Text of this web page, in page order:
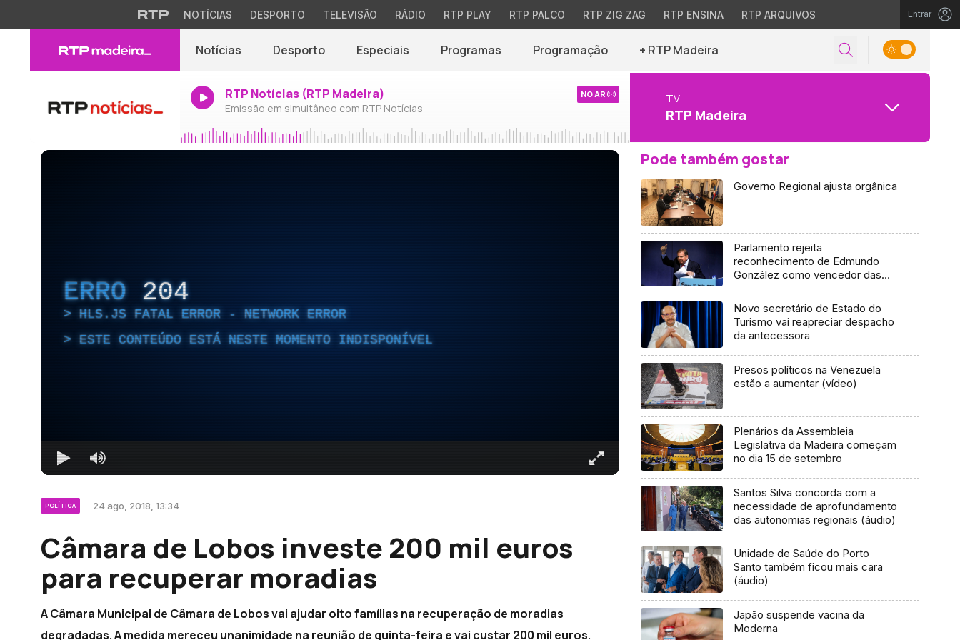
NOTÍCIAS DESPORTO TELEVISÃO RÁDIO RTP PLAY RTP PALCO RTP ZIG ZAG RTP ENSINA RTP ARQUIVOS Entrar
Notícias Desporto Especiais Programas Programação + RTP Madeira
RTP Notícias (RTP Madeira)
Emissão em simultâneo com RTP Notícias
NO AR TV
RTP Madeira
ERRO 204
HLS.JS FATAL ERROR - NETWORK ERROR
ESTE CONTEÚDO ESTÁ NESTE MOMENTO INDISPONÍVEL
POLÍTICA 24 ago, 2018, 13:34
Câmara de Lobos investe 200 mil euros
para recuperar moradias
A Câmara Municipal de Câmara de Lobos vai ajudar oito famílias na recuperação de moradias
degradadas. A medida mereceu unanimidade na reunião de quinta-feira e vai custar 200 mil euros.
Pode também gostar
Governo Regional ajusta orgânica
Parlamento rejeita
reconhecimento de Edmundo
González como vencedor das
Novo secretário de Estado do
Turismo vai reapreciar despacho
da antecessora
Presos políticos na Venezuela
estão a aumentar (vídeo)
Plenários da Assembleia
Legislativa da Madeira começam
no dia 15 de setembro
Santos Silva concorda com a
necessidade de aprofundamento
das autonomias regionais (áudio)
Unidade de Saúde do Porto
Santo também ficou mais cara
(áudio)
Japão suspende vacina da
Moderna